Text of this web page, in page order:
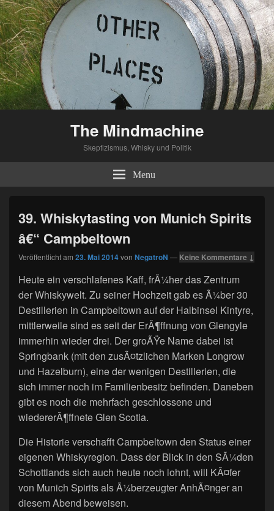
The Mindmachine
Skeptizismus, Whisky und Politik
Menu
39. Whiskytasting von Munich Spirits
â€“ Campbeltown
Veröffentlicht am 23. Mai 2014von NegatroN — Keine Kommentare ↓
Heute ein verschlafenes Kaff, frÃ¼her das Zentrum
der Whiskywelt. Zu seiner Hochzeit gab es Ã¼ber 30
Destillerien in Campbeltown auf der Halbinsel Kintyre,
mittlerweile sind es seit der ErÃ¶ffnung von Glengyle
immerhin wieder drei. Der groÃŸe Name dabei ist
Springbank (mit den zusÃ¤tzlichen Marken Longrow
und Hazelburn), eine der wenigen Destillerien, die
sich immer noch im Familienbesitz befinden. Daneben
gibt es noch die mehrfach geschlossene und
wiedererÃ¶ffnete Glen Scotia.
Die Historie verschafft Campbeltown den Status einer
eigenen Whiskyregion. Dass der Blick in den SÃ¼den
Schottlands sich auch heute noch lohnt, will KÃ¤fer
von Munich Spirits als Ã¼berzeugter AnhÃ¤nger an
diesem Abend beweisen.